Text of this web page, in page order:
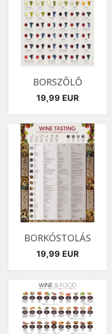
BORSZŐLŐ
Ár
19,99 EUR
BORKÓSTOLÁS
Ár
19,99 EUR